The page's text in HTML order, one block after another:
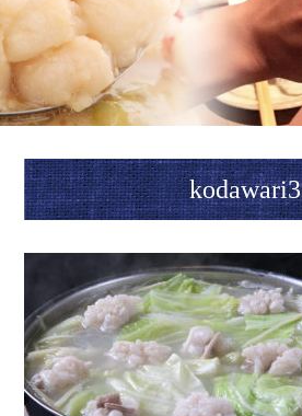
kodawari3